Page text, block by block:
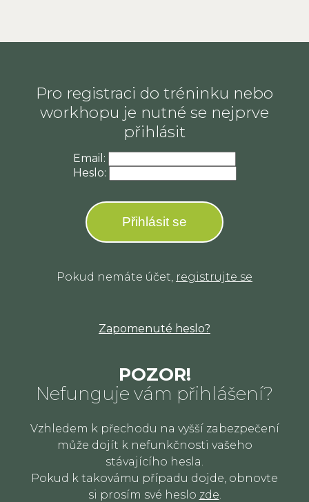
Pro registraci do tréninku nebo
workhopu je nutné se nejprve
přihlásit
Email:
Heslo:
Přihlásit se
Pokud nemáte účet, registrujte se
Zapomenuté heslo?
POZOR!
Nefunguje vám přihlášení?
Vzhledem k přechodu na vyšší zabezpečení
může dojít k nefunkčnosti vašeho
stávajícího hesla.
Pokud k takovámu případu dojde, obnovte
si prosím své heslo zde